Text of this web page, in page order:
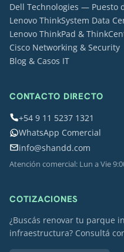
Dell Technologies — Puesto
Lenovo ThinkSystem Data
Lenovo ThinkPad &
Cisco Networking & Security
Blog & Casos IT
CONTACTO DIRECTO
+54 9 11 5237 1321
WhatsApp Comercial
info@shandd.com
Atención comercial: Lun a Vie
COTIZACIONES
¿Buscás renovar tu parque
infraestructura? Consultá